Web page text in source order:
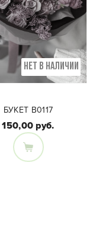
НЕТ В НАЛИЧИИ
Состав букета:
Кустовая роза,
БУКЕТ В0117
150,00 руб.